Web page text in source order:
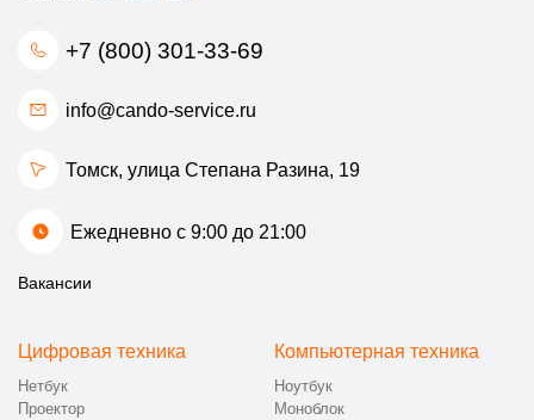
+7 (800) 301-33-69
info@cando-service.ru
Томск, улица Степана Разина, 19
Ежедневно с 9:00 до 21:00
Вакансии
Цифровая техника
Нетбук
Проектор
Компьютерная техника
Ноутбук
Моноблок